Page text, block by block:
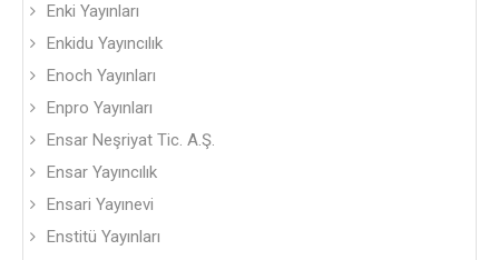
Enki Yayınları
Enkidu Yayıncılık
Enoch Yayınları
Enpro Yayınları
Ensar Neşriyat Tic. A.Ş.
Ensar Yayıncılık
Ensari Yayınevi
Enstitü Yayınları